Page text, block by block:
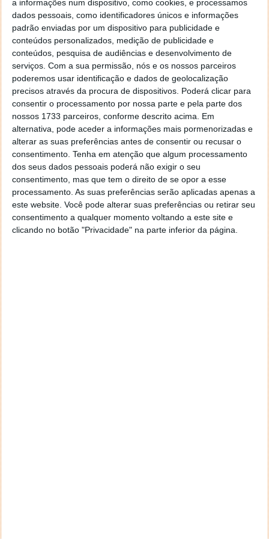
a informações num dispositivo, como cookies, e processamos
dados pessoais, como identificadores únicos e informações
padrão enviadas por um dispositivo para publicidade e
conteúdos personalizados, medição de publicidade e
conteúdos, pesquisa de audiências e desenvolvimento de
serviços. Com a sua permissão, nós e os nossos parceiros
poderemos usar identificação e dados de geolocalização
precisos através da procura de dispositivos. Poderá clicar para
consentir o processamento por nossa parte e pela parte dos
nossos 1733 parceiros, conforme descrito acima. Em
alternativa, pode aceder a informações mais pormenorizadas e
alterar as suas preferências antes de consentir ou recusar o
consentimento. Tenha em atenção que algum processamento
dos seus dados pessoais poderá não exigir o seu
consentimento, mas que tem o direito de se opor a esse
processamento. As suas preferências serão aplicadas apenas a
este website. Você pode alterar suas preferências ou retirar seu
consentimento a qualquer momento voltando a este site e
clicando no botão "Privacidade" na parte inferior da página.
Router/Firewall – PARTEIV
Vyatta – Transforme o seu PC num
Router/Firewall – PARTEIII
Vyatta – Transforme o seu PC num
Router/Firewall- PARTEII
Vyatta – Transforme o seu PC num
Router/Firewall – PARTEI
Licença: GNU General PublicLicense(GPLv3)
Sistemas Operativos: Linux
Download:ipfire-2.9.i586-full-core47.iso
[64,96MB]
Download:Outras versões